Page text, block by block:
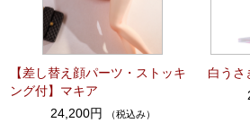
【差し替え顔パーツ・ストッキ
ング付】マキア
24,200円
（税込み）
白うさ